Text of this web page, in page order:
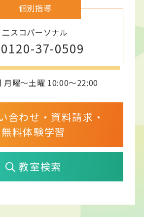
個別指導
二スコパーソナル
0120-37-0509
月曜～土曜 10:00～22:00
合わせ・資料請求・
無料体験学習
教室検索